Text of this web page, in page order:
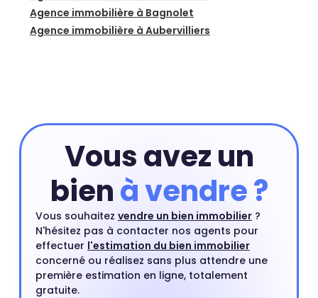
Agence immobilière à Bagnolet
Agence immobilière à Aubervilliers
Vous avez un
bienà vendre ?
Vous souhaitez vendre un bien immobilier ?
N'hésitez pas à contacter nos agents pour
effectuer l'estimation du bien immobilier
concerné ou réalisez sans plus attendre une
première estimation en ligne, totalement
gratuite.